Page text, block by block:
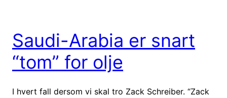
Saudi-Arabia er snart
“tom” for olje
I hvert fall dersom vi skal tro Zack Schreiber. “Zack